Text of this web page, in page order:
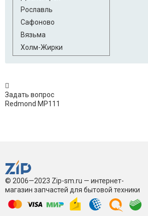
Рославль
Сафоново
Вязьма
Холм-Жирки
Задать вопрос
Redmond MP111
© 2006—2023 Zip-sm.ru — интернет-
магазин запчастей для бытовой техники